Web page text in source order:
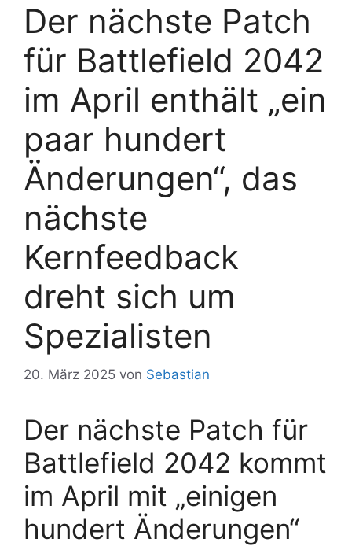
Der nächste Patch
für Battlefield 2042
im April enthält „ein
paar hundert
Änderungen“, das
nächste
Kernfeedback
dreht sich um
Spezialisten
20. März 2025 von Sebastian
Der nächste Patch für
Battlefield 2042 kommt
im April mit „einigen
hundert Änderungen“